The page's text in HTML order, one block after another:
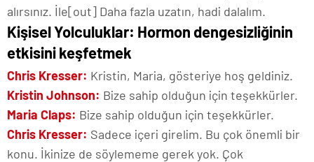
alırsınız. İle[out] Daha fazla uzatın, hadi dalalım.
Kişisel Yolculuklar: Hormon dengesizliğinin
etkisini keşfetmek
Chris Kresser: Kristin, Maria, gösteriye hoş geldiniz.
Kristin Johnson: Bize sahip olduğun için teşekkürler.
Maria Claps: Bize sahip olduğun için teşekkürler.
Chris Kresser: Sadece içeri girelim. Bu çok önemli bir
konu. İkinize de söylememe gerek yok. Çok